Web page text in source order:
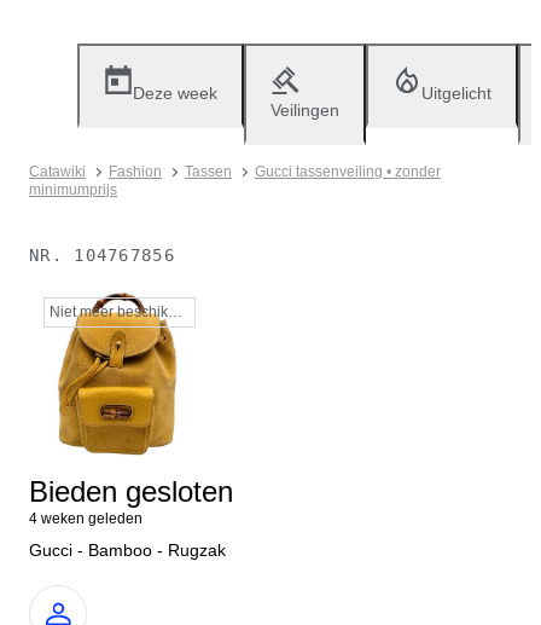
Deze week
Veilingen
Uitgelicht
Catawiki Fashion Tassen
Gucci tassenveiling • zonder
minimumprijs
NR. 104767856
Niet meer beschikbaar
Bieden gesloten
4 weken geleden
Gucci - Bamboo - Rugzak